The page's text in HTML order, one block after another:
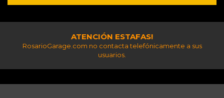
ATENCIÓN ESTAFAS!
RosarioGarage.com no contacta telefónicamente a sus
usuarios.